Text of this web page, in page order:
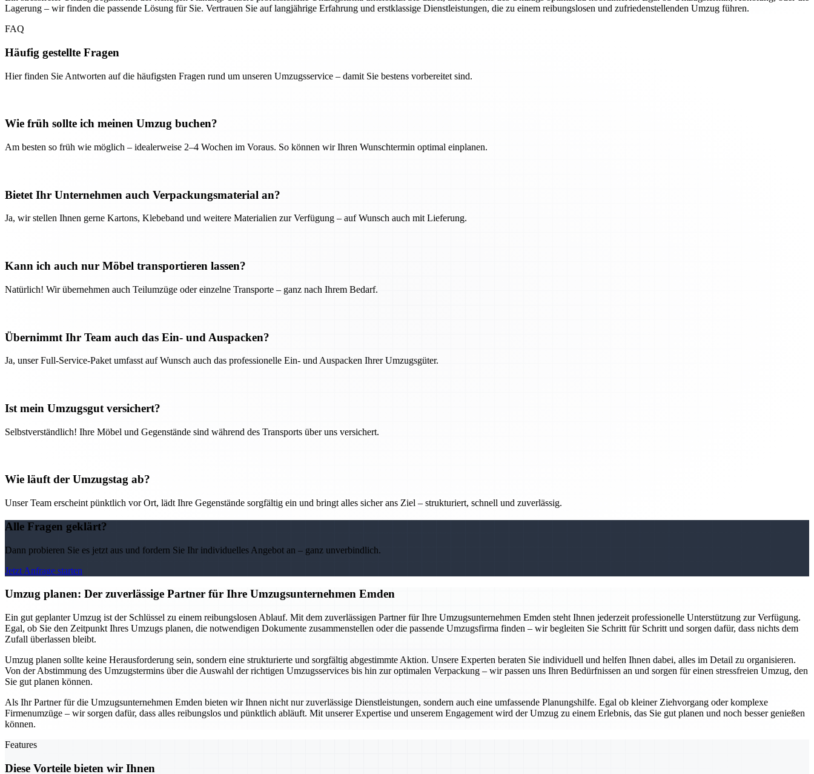
Lagerung – wir finden die passende Lösung für Sie. Vertrauen Sie auf langjährige Erfahrung und erstklassige Dienstleistungen, die zu einem reibungslosen und zufriedenstellenden Umzug führen.
FAQ
Häufig gestellte Fragen
Hier finden Sie Antworten auf die häufigsten Fragen rund um unseren Umzugsservice – damit Sie bestens vorbereitet sind.
Wie früh sollte ich meinen Umzug buchen?
Am besten so früh wie möglich – idealerweise 2–4 Wochen im Voraus. So können wir Ihren Wunschtermin optimal einplanen.
Bietet Ihr Unternehmen auch Verpackungsmaterial an?
Ja, wir stellen Ihnen gerne Kartons, Klebeband und weitere Materialien zur Verfügung – auf Wunsch auch mit Lieferung.
Kann ich auch nur Möbel transportieren lassen?
Natürlich! Wir übernehmen auch Teilumzüge oder einzelne Transporte – ganz nach Ihrem Bedarf.
Übernimmt Ihr Team auch das Ein- und Auspacken?
Ja, unser Full-Service-Paket umfasst auf Wunsch auch das professionelle Ein- und Auspacken Ihrer Umzugsgüter.
Ist mein Umzugsgut versichert?
Selbstverständlich! Ihre Möbel und Gegenstände sind während des Transports über uns versichert.
Wie läuft der Umzugstag ab?
Unser Team erscheint pünktlich vor Ort, lädt Ihre Gegenstände sorgfältig ein und bringt alles sicher ans Ziel – strukturiert, schnell und zuverlässig.
Alle Fragen geklärt?
Dann probieren Sie es jetzt aus und fordern Sie Ihr individuelles Angebot an – ganz unverbindlich.
Jetzt Anfrage starten
Umzug planen: Der zuverlässige Partner für Ihre Umzugsunternehmen Emden
Ein gut geplanter Umzug ist der Schlüssel zu einem reibungslosen Ablauf. Mit dem zuverlässigen Partner für Ihre Umzugsunternehmen Emden steht Ihnen jederzeit professionelle Unterstützung zur Verfügung.
Egal, ob Sie den Zeitpunkt Ihres Umzugs planen, die notwendigen Dokumente zusammenstellen oder die passende Umzugsfirma finden – wir begleiten Sie Schritt für Schritt und sorgen dafür, dass nichts dem
Zufall überlassen bleibt.
Umzug planen sollte keine Herausforderung sein, sondern eine strukturierte und sorgfältig abgestimmte Aktion. Unsere Experten beraten Sie individuell und helfen Ihnen dabei, alles im Detail zu organisieren.
Von der Abstimmung des Umzugstermins über die Auswahl der richtigen Umzugsservices bis hin zur optimalen Verpackung – wir passen uns Ihren Bedürfnissen an und sorgen für einen stressfreien Umzug, den
Sie gut planen können.
Als Ihr Partner für die Umzugsunternehmen Emden bieten wir Ihnen nicht nur zuverlässige Dienstleistungen, sondern auch eine umfassende Planungshilfe. Egal ob kleiner Ziehvorgang oder komplexe
Firmenumzüge – wir sorgen dafür, dass alles reibungslos und pünktlich abläuft. Mit unserer Expertise und unserem Engagement wird der Umzug zu einem Erlebnis, das Sie gut planen und noch besser genießen
können.
Features
Diese Vorteile bieten wir Ihnen